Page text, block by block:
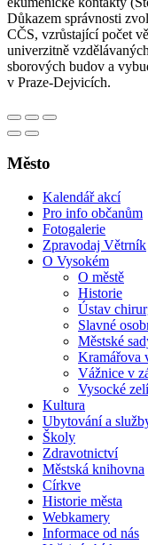
Důkazem správnosti
CČS, vzrůstající počet
univerzitně
sborových budov a
v Praze-Dejvicích.
Město
Kalendář akcí
Pro info občanům
Fotogalerie
Zpravodaj Větrník
O Vysokém
O městě
Historie
Ústav
Slavné
Městské
Kramářova
Vážnice v
Vysocké zelí
Kultura
Ubytování a
Školy
Zdravotnictví
Městská knihovna
Církve
Historie města
Webkamery
Informace od nás